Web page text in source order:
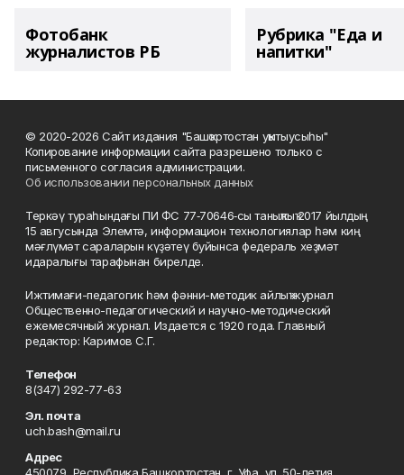
Фотобанк
журналистов РБ
Рубрика "Еда и
напитки"
© 2020-2026 Сайт издания "Башҡортостан уҡытыусыһы"
Копирование информации сайта разрешено только с
письменного согласия администрации.
Об использовании персональных данных
Теркәү тураһындағы ПИ ФС 77‑70646‑сы таныҡлыҡ 2017 йылдың
15 авгусында Элемтә, информацион технологиялар һәм киң
мәғлүмәт сараларын күҙәтеү буйынса федераль хеҙмәт
идаралығы тарафынан бирелде.
Ижтимағи-педагогик һәм фәнни-методик айлыҡ журнал
Общественно-педагогический и научно-методический
ежемесячный журнал. Издается с 1920 года. Главный
редактор: Каримов С.Г.
Телефон
8(347) 292-77-63
Эл. почта
uch.bash@mail.ru
Адрес